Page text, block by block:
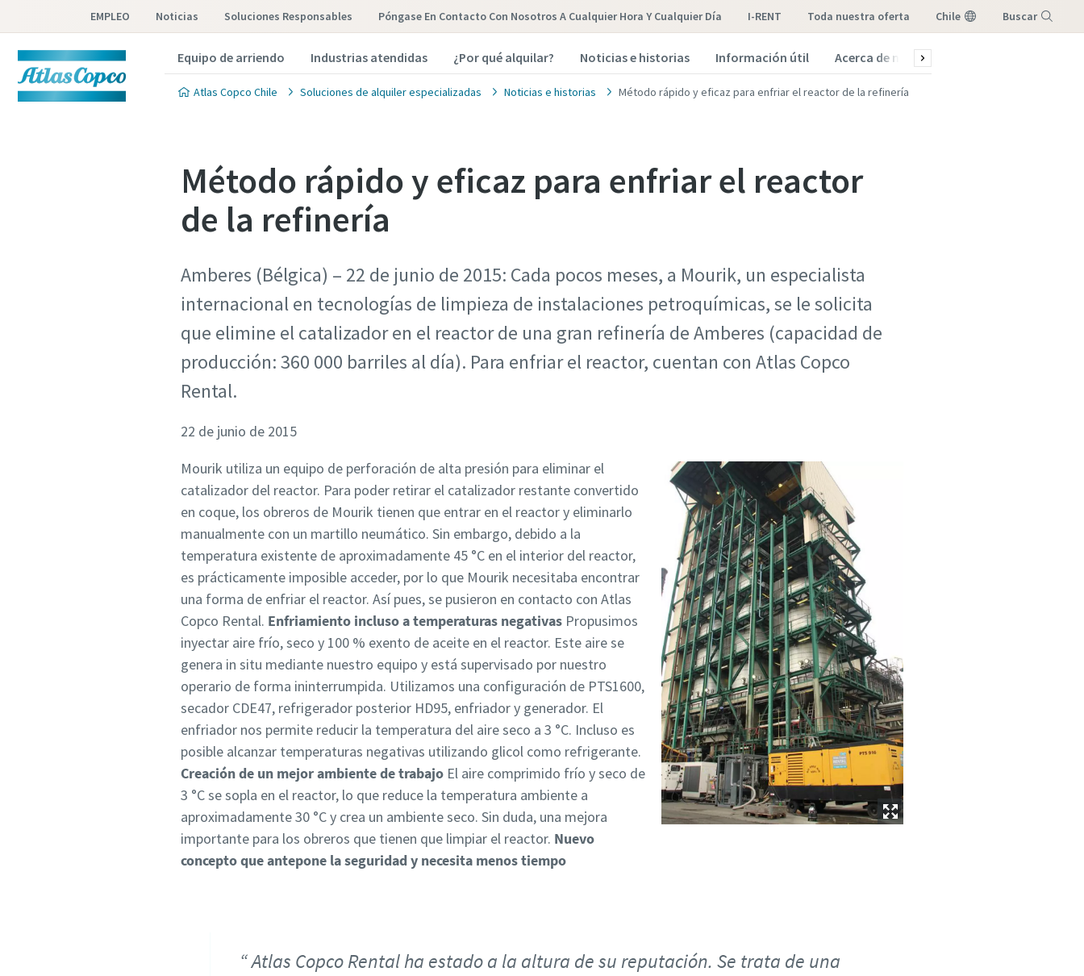
EMPLEO Noticias Soluciones Responsables Póngase En Contacto Con Nosotros A Cualquier Hora Y Cualquier Día I-RENT toda nuestra oferta Chile Buscar
Equipo de arriendo Industrias atendidas ¿Por qué alquilar? Noticias e historias Información útil Acerca de nosotros
Atlas Copco Chile Soluciones de alquiler especializadas Noticias e historias Método rápido y eficaz para enfriar el reactor de la refinería
Método rápido y eficaz para enfriar el reactor
de la refinería
Amberes (Bélgica) – 22 de junio de 2015: Cada pocos meses, a Mourik, un especialista
internacional en tecnologías de limpieza de instalaciones petroquímicas, se le solicita
que elimine el catalizador en el reactor de una gran refinería de Amberes (capacidad de
producción: 360 000 barriles al día). Para enfriar el reactor, cuentan con Atlas Copco
Rental.
22 de junio de 2015
Mourik utiliza un equipo de perforación de alta presión para eliminar el
catalizador del reactor. Para poder retirar el catalizador restante convertido
en coque, los obreros de Mourik tienen que entrar en el reactor y eliminarlo
manualmente con un martillo neumático. Sin embargo, debido a la
temperatura existente de aproximadamente 45 °C en el interior del reactor,
es prácticamente imposible acceder, por lo que Mourik necesitaba encontrar
una forma de enfriar el reactor. Así pues, se pusieron en contacto con Atlas
Copco Rental. Enfriamiento incluso a temperaturas negativas Propusimos
inyectar aire frío, seco y 100 % exento de aceite en el reactor. Este aire se
genera in situ mediante nuestro equipo y está supervisado por nuestro
operario de forma ininterrumpida. Utilizamos una configuración de PTS1600,
secador CDE47, refrigerador posterior HD95, enfriador y generador. El
enfriador nos permite reducir la temperatura del aire seco a 3 °C. Incluso es
posible alcanzar temperaturas negativas utilizando glicol como refrigerante.
Creación de un mejor ambiente de trabajo El aire comprimido frío y seco de
3 °C se sopla en el reactor, lo que reduce la temperatura ambiente a
aproximadamente 30 °C y crea un ambiente seco. Sin duda, una mejora
importante para los obreros que tienen que limpiar el reactor. Nuevo
concepto que antepone la seguridad y necesita menos tiempo
Atlas Copco Rental ha estado a la altura de su reputación. Se trata de una